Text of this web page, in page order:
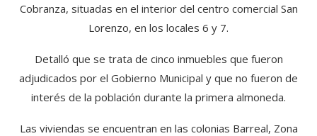
Cobranza, situadas en el interior del centro comercial San
Lorenzo, en los locales 6 y 7.
Detalló que se trata de cinco inmuebles que fueron
adjudicados por el Gobierno Municipal y que no fueron de
interés de la población durante la primera almoneda.
Las viviendas se encuentran en las colonias Barreal, Zona